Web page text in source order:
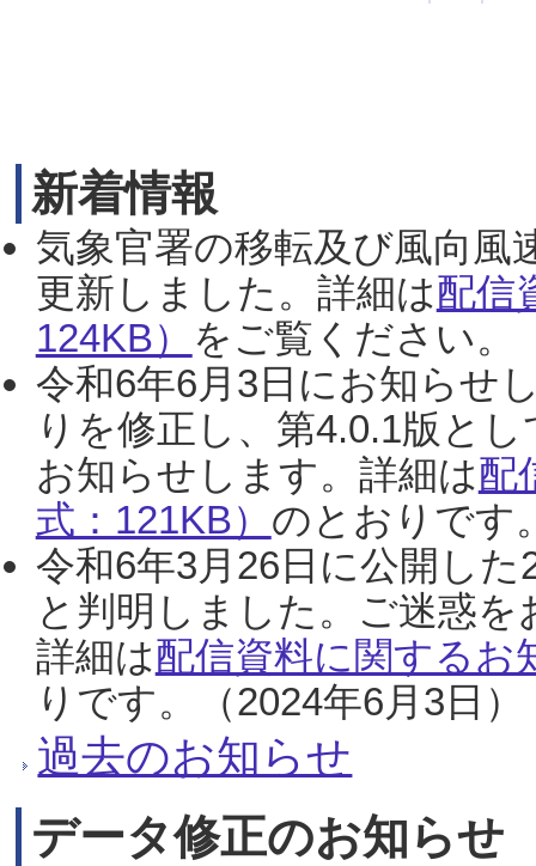
新着情報
気象官署の移転及び風向風
更新しました。詳細は配信
124KB） をご覧ください。
令和6年6月3日にお知らせ
りを修正し、第4.0.1版と
お知らせします。詳細は配
式：121KB） のとおりです
令和6年3月26日に公開し
と判明しました。ご迷惑
詳細は配信資料に関するお
りです。（2024年6月3日）
過去のお知らせ
データ修正のお知らせ